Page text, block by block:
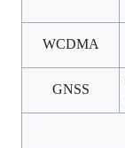
WCDMA
GNSS